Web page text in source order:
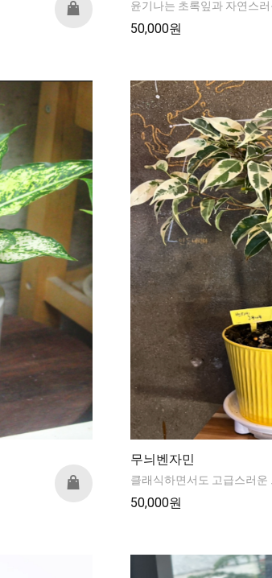
윤기나는 초록잎과 자연스
50,000원
무늬벤자민
클래식하면서도 고급스러운
50,000원